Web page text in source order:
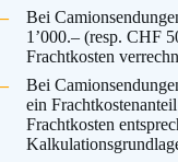
Bei
1’000.– (resp. CHF
Frachtkosten
Bei
ein
Frachtkosten